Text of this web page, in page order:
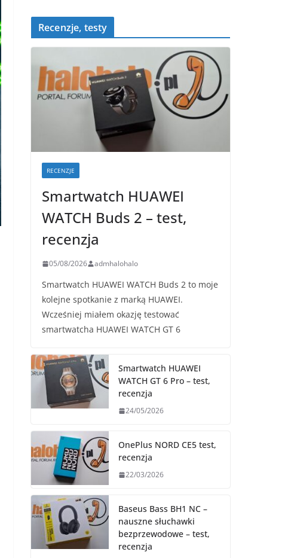
Recenzje, testy
RECENZJE
Smartwatch HUAWEI
WATCH Buds 2 – test,
recenzja
05/08/2026 admhalohalo
Smartwatch HUAWEI WATCH Buds 2 to moje
kolejne spotkanie z marką HUAWEI.
Wcześniej miałem okazję testować
smartwatcha HUAWEI WATCH GT 6
Smartwatch HUAWEI
WATCH GT 6 Pro – test,
recenzja
24/05/2026
OnePlus NORD CE5 test,
recenzja
22/03/2026
Baseus Bass BH1 NC –
nauszne słuchawki
bezprzewodowe – test,
recenzja